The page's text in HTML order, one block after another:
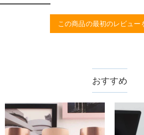
この商品の最初のレビュー
商品のベスト効果のために、お写真を選
配送＆返品について
無料となります。（一部離島や遠方へ
納期=製作作業時間+配送時間 受注製作
認してから制作となります。大量生産
でお作りしており、予定作業時間は商
ます。そしてご購入の際にお選び頂い
よって、お届け日数が異なります。詳細
確認ください。.
商品に納品書などの明細書は同梱
ません。領収書発行をご希望の場合は
てご確認ください。
商品を海外へ直接発送することは
はい、対応可能です。海外配送をご希望
サポートまで詳しい海外配送先情報を
返品・交換はできますか？
おすすめ